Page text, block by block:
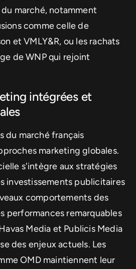
marché, notamment
comme celle de
et VMLY&R, ou les rachats
de WNP qui rejoint
intégrées et
du marché français
marketing globales.
s'intègre aux stratégies
investissements publicitaires
comportements des
performances remarquables
Media et Publicis Media
des enjeux actuels. Les
OMD maintiennent leur